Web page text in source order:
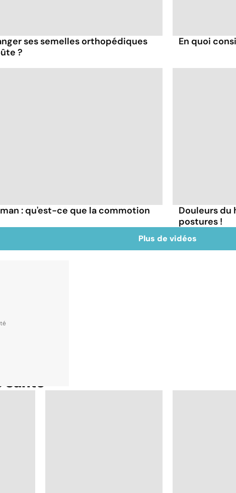
ses semelles orthopédiques
?
En quoi
: qu'est-ce que la commotion
Douleurs du
postures !
Plus de vidéos
santé